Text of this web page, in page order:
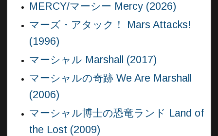
MERCY/マーシー Mercy (2026)
マーズ・アタック！ Mars Attacks!
(1996)
マーシャル Marshall (2017)
マーシャルの奇跡 We Are Marshall
(2006)
マーシャル博士の恐竜ランド Land of
the Lost (2009)